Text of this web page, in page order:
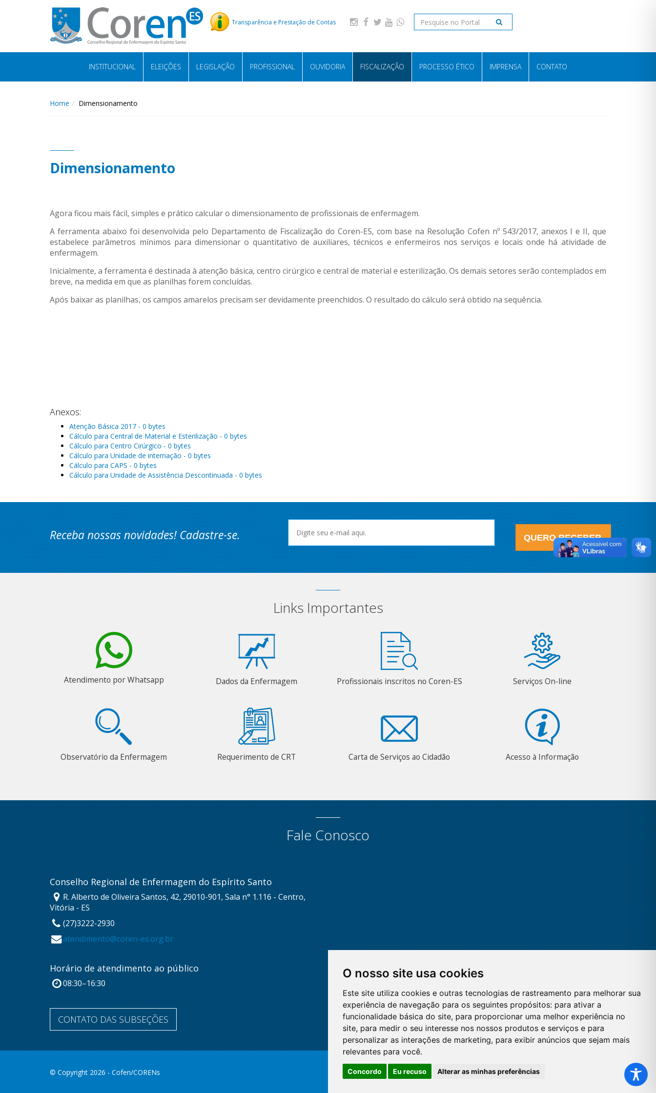
O nosso site usa cookies
Este site utiliza cookies e outras tecnologias de rastreamento para melhorar sua
experiência de navegação para os seguintes propósitos: para ativar a
funcionalidade básica do site, para proporcionar uma melhor experiência no
site, para medir o seu interesse nos nossos produtos e serviços e para
personalizar as interações de marketing, para exibir anúncios que sejam mais
relevantes para você.
Concordo Eu recuso Alterar as minhas preferências
Transparência e Prestação de Contas
INSTITUCIONAL ELEIÇÕES LEGISLAÇÃO PROFISSIONAL OUVIDORIA FISCALIZAÇÃO PROCESSO ÉTICO IMPRENSA CONTATO
Home Dimensionamento
Dimensionamento
Agora ficou mais fácil, simples e prático calcular o dimensionamento de profissionais de enfermagem.
A ferramenta abaixo foi desenvolvida pelo Departamento de Fiscalização do Coren-ES, com base na Resolução Cofen nº 543/2017, anexos I e II, que
estabelece parâmetros mínimos para dimensionar o quantitativo de auxiliares, técnicos e enfermeiros nos serviços e locais onde há atividade de
enfermagem.
Inicialmente, a ferramenta é destinada à atenção básica, centro cirúrgico e central de material e esterilização. Os demais setores serão contemplados em
breve, na medida em que as planilhas forem concluídas.
Após baixar as planilhas, os campos amarelos precisam ser devidamente preenchidos. O resultado do cálculo será obtido na sequência.
Anexos:
Atenção Básica 2017 - 0 bytes
Cálculo para Central de Material e Esterilização - 0 bytes
Cálculo para Centro Cirúrgico - 0 bytes
Cálculo para Unidade de internação - 0 bytes
Cálculo para CAPS - 0 bytes
Cálculo para Unidade de Assistência Descontinuada - 0 bytes
Receba nossas novidades! Cadastre-se. QUERO RECEBER
Links Importantes
Atendimento por Whatsapp Dados da Enfermagem Profissionais inscritos no Coren-ES Serviços On-line
Observatório da Enfermagem Requerimento de CRT Carta de Serviços ao Cidadão Acesso à Informação
Fale Conosco
Conselho Regional de Enfermagem do Espírito Santo
R. Alberto de Oliveira Santos, 42, 29010-901, Sala n° 1.116 - Centro,
Vitória - ES
(27)3222-2930
atendimento@coren-es.org.br
Horário de atendimento ao público
08:30–16:30
CONTATO DAS SUBSEÇÕES
© Copyright 2026 - Cofen/CORENs